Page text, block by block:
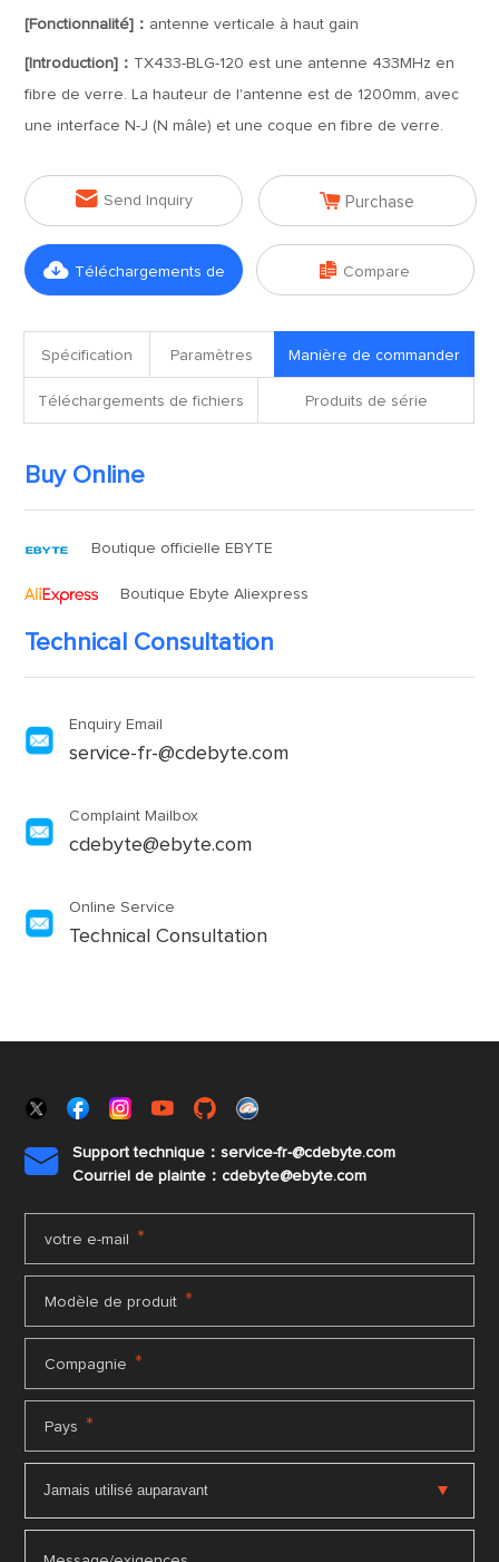
[Fonctionnalité]： antenne verticale à haut gain
[Introduction]： TX433-BLG-120 est une antenne 433MHz en
fibre de verre. La hauteur de l'antenne est de 1200mm, avec
une interface N-J (N mâle) et une coque en fibre de verre.
 Send Inquiry  Purchase
 Téléchargements de  Compare
Spécification Paramètres Manière de commander
Téléchargements de fichiers Produits de série
Buy Online
Boutique officielle EBYTE
Boutique Ebyte Aliexpress
Technical Consultation
Enquiry Email
service-fr-@cdebyte.com
Complaint Mailbox
cdebyte@ebyte.com
Online Service
Technical Consultation

Support technique：service-fr-@cdebyte.com
Courriel de plainte：cdebyte@ebyte.com
votre e-mail *
Modèle de produit *
Compagnie *
Pays *